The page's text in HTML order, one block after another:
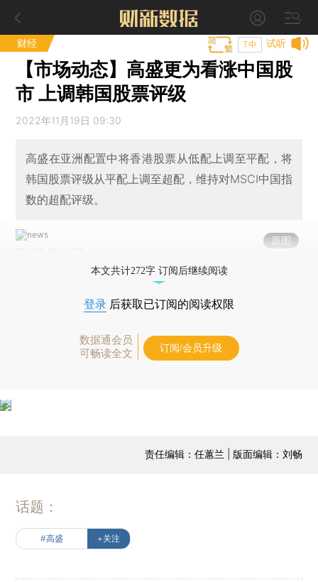
财经 试听
T中
【市场动态】高盛更为看涨中国股
市 上调韩国股票评级
2022年11月19日 09:30
高盛在亚洲配置中将香港股票从低配上调至平配，将
韩国股票评级从平配上调至超配，维持对MSCI中国指
数的超配评级。
原图
本文共计272字 订阅后继续阅读
登录 后获取已订阅的阅读权限
数据通会员
可畅读全文
订阅/会员升级
责任编辑：任蕙兰 | 版面编辑：刘畅
话题：
#高盛 +关注